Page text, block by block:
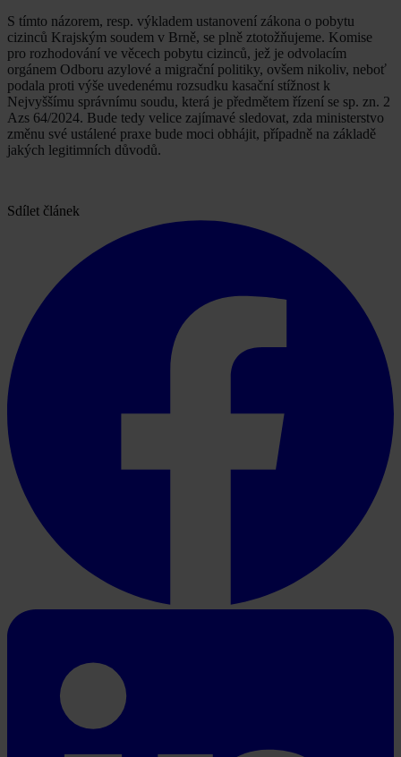
S tímto názorem, resp. výkladem ustanovení zákona o pobytu
cizinců Krajským soudem v Brně, se plně ztotožňujeme. Komise
pro rozhodování ve věcech pobytu cizinců, jež je odvolacím
orgánem Odboru azylové a migrační politiky, ovšem nikoliv, neboť
podala proti výše uvedenému rozsudku kasační stížnost k
Nejvyššímu správnímu soudu, která je předmětem řízení se sp. zn. 2
Azs 64/2024. Bude tedy velice zajímavé sledovat, zda ministerstvo
změnu své ustálené praxe bude moci obhájit, případně na základě
jakých legitimních důvodů.
Sdílet článek